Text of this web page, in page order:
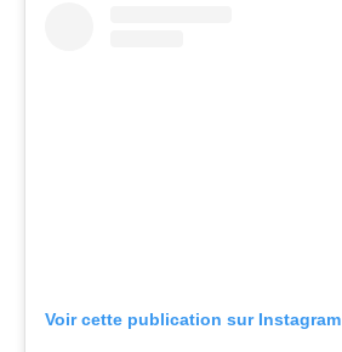
Voir cette publication sur Instagram